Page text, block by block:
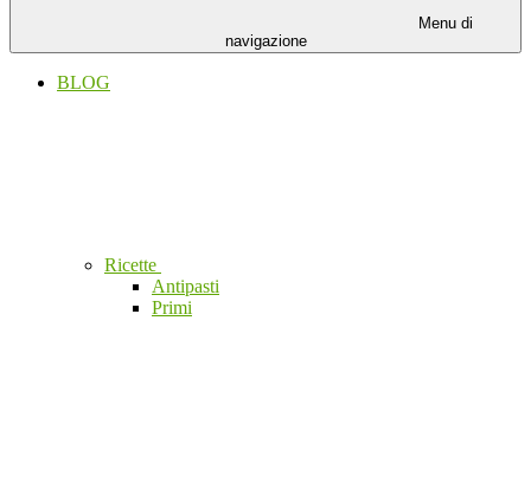
Menu di
navigazione
BLOG
Ricette
Antipasti
Primi